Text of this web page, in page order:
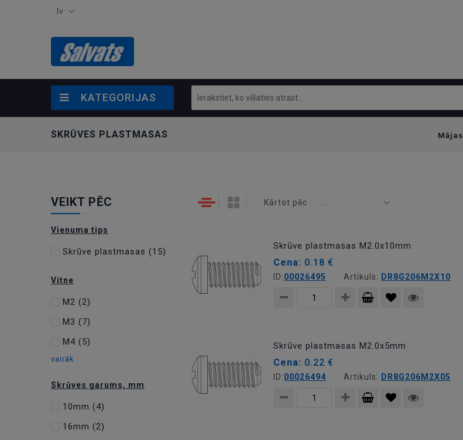
lv
KATEGORIJAS
SKRŪVES PLASTMASAS Mājas
VEIKT PĒC
Vienuma tips
Skrūve plastmasas (15)
Vitne
M2 (2)
M3 (7)
M4 (5)
vairāk
Skrūves garums, mm
10mm (4)
16mm (2)
Kārtot pēc :
Skrūve plastmasas M2.0x10mm
Cena: 0.18 €
ID:00026495 Artikuls: DR8G206M2X10
Skrūve plastmasas M2.0x5mm
Cena: 0.22 €
ID:00026494 Artikuls: DR8G206M2X05